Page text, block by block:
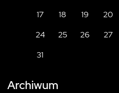
17
18 19 20
24
25 26 27
31
Archiwum